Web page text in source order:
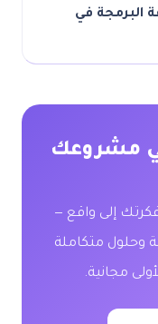
في
مشروعك
إلى واقع —
وحلول متكاملة
مجانية.